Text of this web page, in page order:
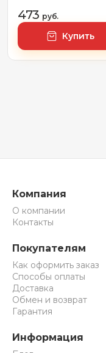
473 руб.
Купить
Компания
О компании
Контакты
Покупателям
Как оформить заказ
Способы оплаты
Доставка
Обмен и возврат
Гарантия
Информация